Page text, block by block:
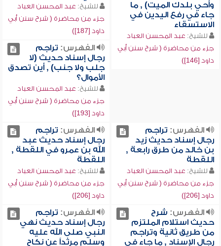
وأحي بلدك الميت) , ما
جاء في رفع اليدين في
الاستسقاء
للشيخ: عبد المحسن العباد
جزء من محاضرة ( شرح سنن أبي
داود [146])
للشيخ: عبد المحسن العباد
جزء من محاضرة ( شرح سنن أبي
داود [187])
الفهرس: تراجم
رجال إسناد حديث (لا
جلب ولا جنب) , أين تصدق
الأموال؟
للشيخ: عبد المحسن العباد
جزء من محاضرة ( شرح سنن أبي
داود [193])
الفهرس: تراجم
رجال إسناد حديث زيد
بن خالد من طرق رابعة ,
اللقطة
للشيخ: عبد المحسن العباد
جزء من محاضرة ( شرح سنن أبي
داود [206])
الفهرس: تراجم
رجال إسناد حديث عبد
الله بن عمرو في اللقطة ,
اللقطة
للشيخ: عبد المحسن العباد
جزء من محاضرة ( شرح سنن أبي
داود [206])
الفهرس: شرح
حديث استلام الملتزم
من طريق ثانية وتراجم
رجال الإسناد , ما جاء في
الفهرس: تراجم
رجال إسناد حديث نهي
النبي صلى الله عليه
وسلم مرثداً عن نكاح